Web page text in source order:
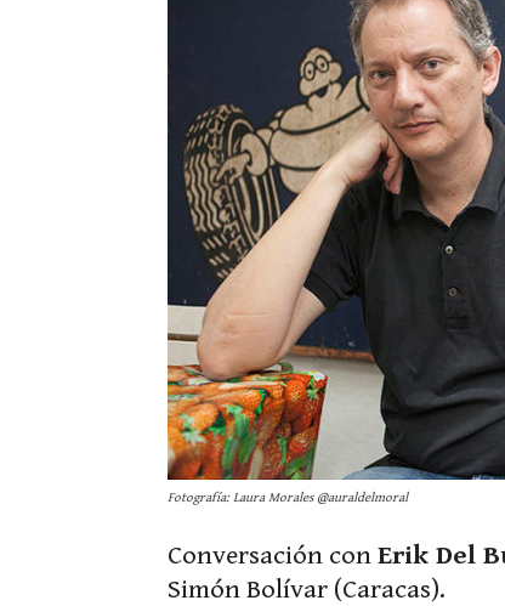
Fotografía: Laura Morales @auraldelmoral
Conversación con Erik Del
Simón Bolívar (Caracas).